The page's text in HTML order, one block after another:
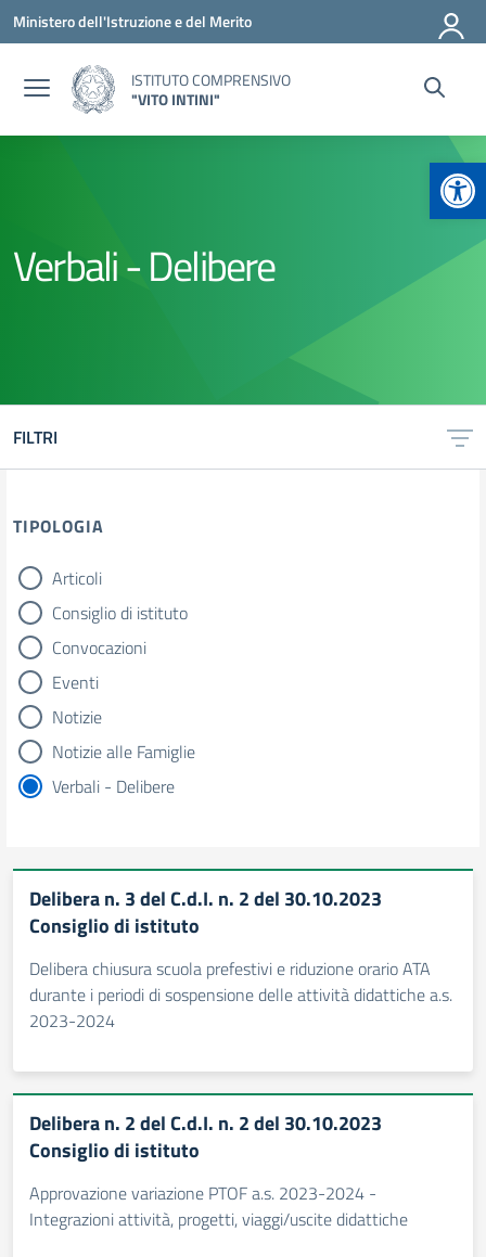
Vai ai contenuti
Vai al menu di navigazione
Vai al footer
Ministero dell'Istruzione e del Merito
ISTITUTO COMPRENSIVO
"VITO INTINI"
Verbali - Delibere
FILTRI
TIPOLOGIA
tipologia di articoli
Articoli
Consiglio di istituto
Convocazioni
Eventi
Notizie
Notizie alle Famiglie
Verbali - Delibere
Delibera n. 3 del C.d.I. n. 2 del 30.10.2023
Consiglio di istituto
Delibera chiusura scuola prefestivi e riduzione orario ATA
durante i periodi di sospensione delle attività didattiche a.s.
2023-2024
Delibera n. 2 del C.d.I. n. 2 del 30.10.2023
Consiglio di istituto
Approvazione variazione PTOF a.s. 2023-2024 -
Integrazioni attività, progetti, viaggi/uscite didattiche